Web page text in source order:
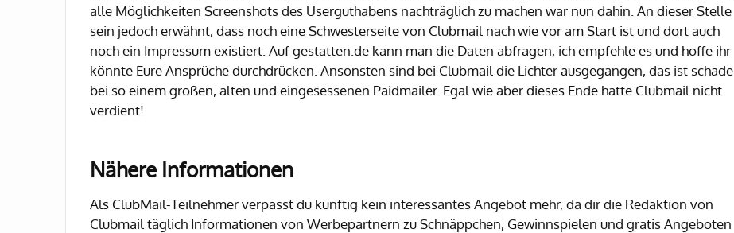
alle Möglichkeiten Screenshots des Userguthabens nachträglich zu machen war nun dahin. An dieser Stelle
sein jedoch erwähnt, dass noch eine Schwesterseite von Clubmail nach wie vor am Start ist und dort auch
noch ein Impressum existiert. Auf gestatten.de kann man die Daten abfragen, ich empfehle es und hoffe ihr
könnte Eure Ansprüche durchdrücken. Ansonsten sind bei Clubmail die Lichter ausgegangen, das ist schade
bei so einem großen, alten und eingesessenen Paidmailer. Egal wie aber dieses Ende hatte Clubmail nicht
verdient!
Nähere Informationen
Als ClubMail-Teilnehmer verpasst du künftig kein interessantes Angebot mehr, da dir die Redaktion von
Clubmail täglich Informationen von Werbepartnern zu Schnäppchen, Gewinnspielen und gratis Angeboten